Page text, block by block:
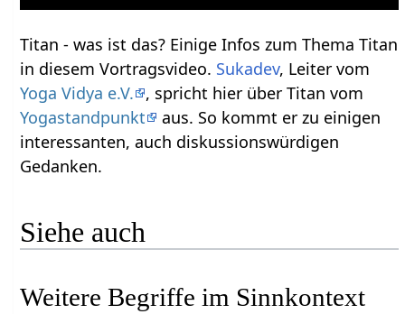
Titan‏‎ - was ist das? Einige Infos zum Thema Titan‏‎
in diesem Vortragsvideo. Sukadev, Leiter vom
Yoga Vidya e.V.
, spricht hier über Titan‏‎ vom
Yogastandpunkt
aus. So kommt er zu einigen
interessanten, auch diskussionswürdigen
Gedanken.
Siehe auch
Weitere Begriffe im Sinnkontext